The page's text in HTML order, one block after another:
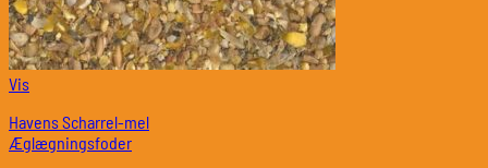
Vis
Havens Scharrel-mel
Æglægningsfoder